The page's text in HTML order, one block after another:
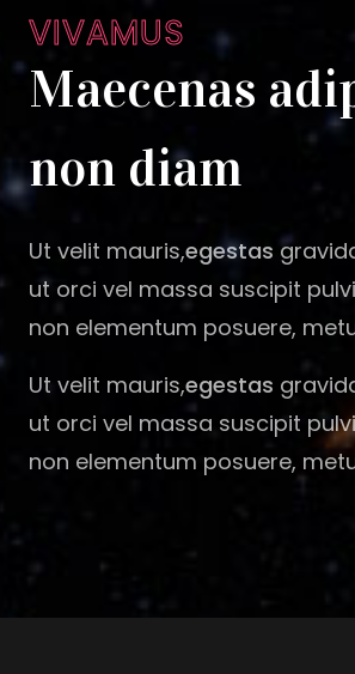
VIVAMUS
Maecenas
non diam
Ut velit mauris,egestas
ut orci vel massa suscipit
non elementum posuere,
Ut velit mauris,egestas
ut orci vel massa suscipit
non elementum posuere,